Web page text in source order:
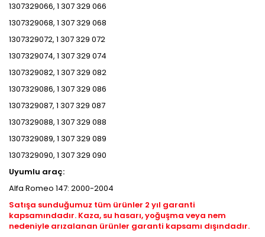
1307329066, 1 307 329 066
1307329068, 1 307 329 068
1307329072, 1 307 329 072
1307329074, 1 307 329 074
1307329082, 1 307 329 082
1307329086, 1 307 329 086
1307329087, 1 307 329 087
1307329088, 1 307 329 088
1307329089, 1 307 329 089
1307329090, 1 307 329 090
Uyumlu araç:
Alfa Romeo 147: 2000-2004
Satışa sunduğumuz tüm ürünler 2 yıl garanti
kapsamındadır. Kaza, su hasarı, yoğuşma veya nem
nedeniyle arızalanan ürünler garanti kapsamı dışındadır.